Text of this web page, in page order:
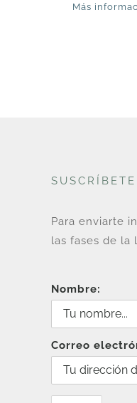
Más
Para enviarte
las fases de la
Nombre:
Correo